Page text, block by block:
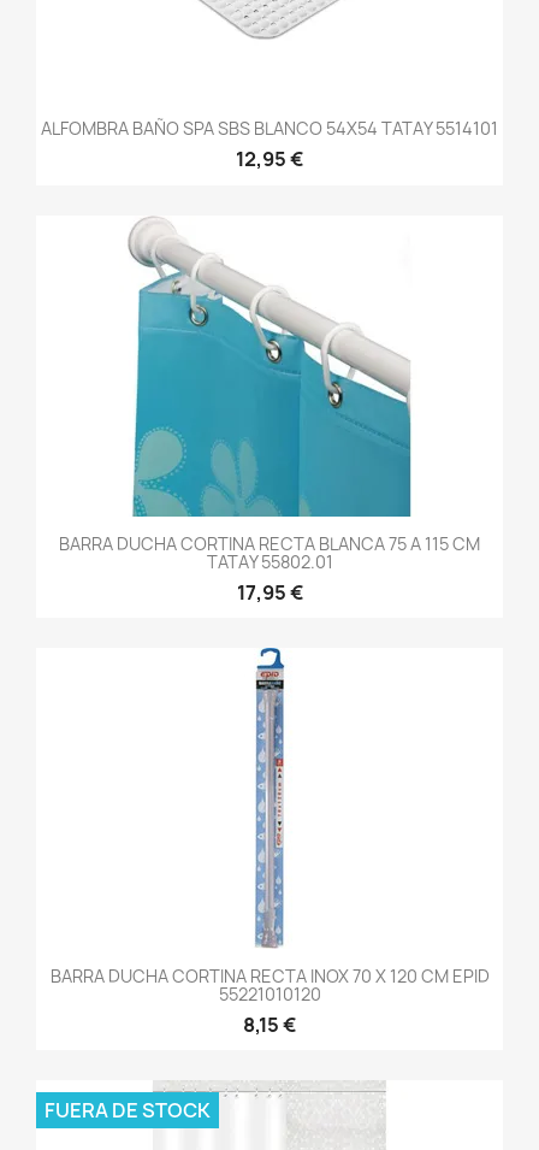
ALFOMBRA BAÑO SPA SBS BLANCO 54X54 TATAY 5514101
12,95 €
BARRA DUCHA CORTINA RECTA BLANCA 75 A 115 CM
TATAY 55802.01
17,95 €
BARRA DUCHA CORTINA RECTA INOX 70 X 120 CM EPID
55221010120
8,15 €
FUERA DE STOCK